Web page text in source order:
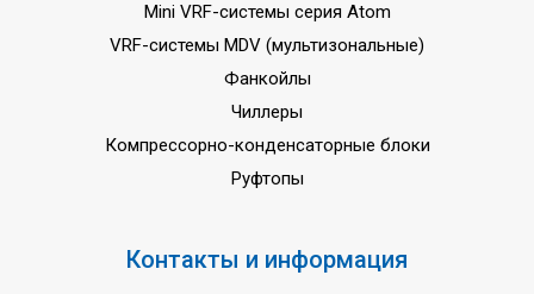
Mini VRF-системы серия Atom
VRF-системы MDV (мультизональные)
Фанкойлы
Чиллеры
Компрессорно-конденсаторные блоки
Руфтопы
Контакты и информация